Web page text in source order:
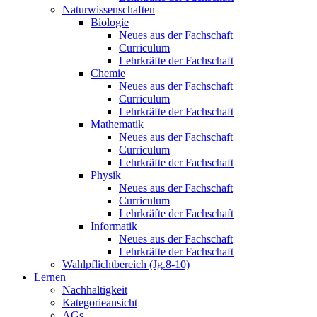
Naturwissenschaften
Biologie
Neues aus der Fachschaft
Curriculum
Lehrkräfte der Fachschaft
Chemie
Neues aus der Fachschaft
Curriculum
Lehrkräfte der Fachschaft
Mathematik
Neues aus der Fachschaft
Curriculum
Lehrkräfte der Fachschaft
Physik
Neues aus der Fachschaft
Curriculum
Lehrkräfte der Fachschaft
Informatik
Neues aus der Fachschaft
Lehrkräfte der Fachschaft
Wahlpflichtbereich (Jg.8-10)
Lernen+
Nachhaltigkeit
Kategorieansicht